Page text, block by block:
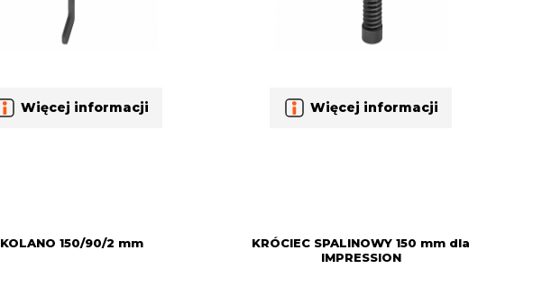
Więcej informacji Więcej informacji
KOLANO 150/90/2 mm
KRÓCIEC SPALINOWY 150 mm dla
IMPRESSION